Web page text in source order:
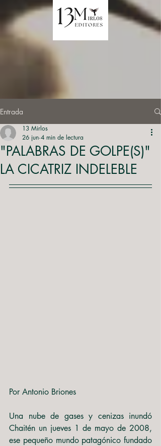
Entrada
"PALABRAS DE GOLPE(S)"
LA CICATRIZ INDELEBLE
13 Mirlos
26 jun 4 min de lectura
Por Antonio Briones
Una nube de gases y cenizas inundó
Chaitén un jueves 1 de mayo de 2008,
ese pequeño mundo patagónico fundado